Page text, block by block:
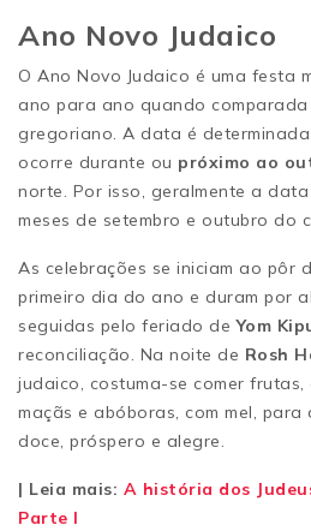
Ano Novo Judaico
O Ano Novo Judaico é uma festa
ano para ano quando
gregoriano. A data é
ocorre durante ou próximo ao
norte. Por isso, geralmente a
meses de setembro e outubro do
As celebrações se iniciam ao pôr
primeiro dia do ano e duram por
seguidas pelo feriado deYom
reconciliação. Na noite de Rosh
judaico, costuma-se comer frutas,
maçãs e abóboras, com mel,
doce, próspero e alegre.
| Leia mais: A história dos
Parte I